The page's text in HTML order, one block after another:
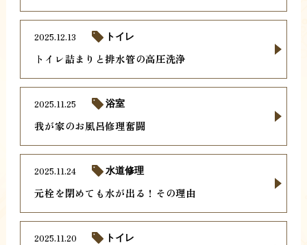
トイレ詰まりと排水管の高圧洗浄
2025.12.13 トイレ
我が家のお風呂修理奮闘
2025.11.25 浴室
元栓を閉めても水が出る！その理由
2025.11.24 水道修理
2025.11.20 トイレ